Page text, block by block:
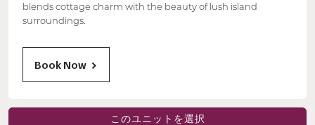
blends cottage charm with the beauty of lush island
surroundings.
Book Now
このユニットを選択